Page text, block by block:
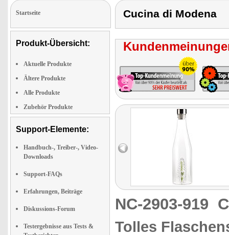
Startseite
Produkt-Übersicht:
Aktuelle Produkte
Ältere Produkte
Alle Produkte
Zubehör Produkte
Support-Elemente:
Handbuch-, Treiber-, Video-
Downloads
Support-FAQs
Erfahrungen, Beiträge
Diskussions-Forum
Testergebnisse aus Tests &
Cucina di Modena
NC-2903-919
Tolles